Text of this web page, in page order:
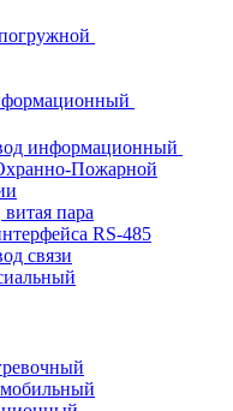
информационный
Пожарной
пара
RS-485
связи